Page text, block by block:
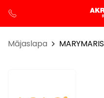
Mājaslapa MARYMARIS